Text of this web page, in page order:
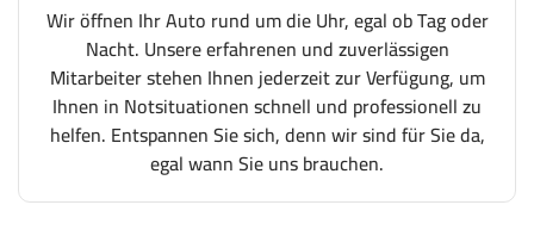
Wir öffnen Ihr Auto rund um die Uhr, egal ob Tag oder
Nacht. Unsere erfahrenen und zuverlässigen
Mitarbeiter stehen Ihnen jederzeit zur Verfügung, um
Ihnen in Notsituationen schnell und professionell zu
helfen. Entspannen Sie sich, denn wir sind für Sie da,
egal wann Sie uns brauchen.